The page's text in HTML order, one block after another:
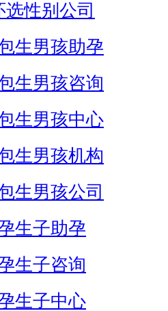
选性别公司
生男孩助孕
生男孩咨询
生男孩中心
生男孩机构
生男孩公司
生子助孕
生子咨询
生子中心